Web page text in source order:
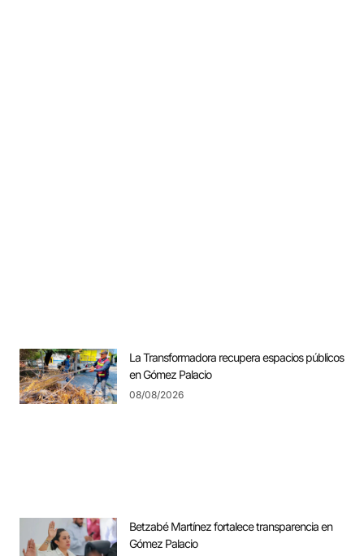
La Transformadora recupera espacios públicos
en Gómez Palacio
08/08/2026
Betzabé Martínez fortalece transparencia en
Gómez Palacio